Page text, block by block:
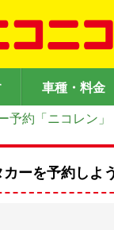
車種・料金
予約「ニコレン」
カーを予約しよう